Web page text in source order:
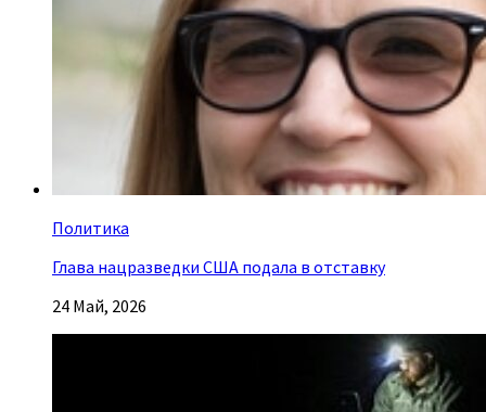
Политика
Глава нацразведки США подала в отставку
24 Май, 2026